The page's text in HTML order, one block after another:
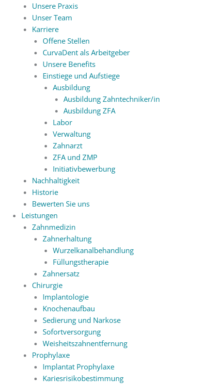
Unsere Praxis
Unser Team
Karriere
Offene Stellen
CurvaDent als Arbeitgeber
Unsere Benefits
Einstiege und Aufstiege
Ausbildung
Ausbildung Zahntechniker/in
Ausbildung ZFA
Labor
Verwaltung
Zahnarzt
ZFA und ZMP
Initiativbewerbung
Nachhaltigkeit
Historie
Bewerten Sie uns
Leistungen
Zahnmedizin
Zahnerhaltung
Wurzelkanalbehandlung
Füllungstherapie
Zahnersatz
Chirurgie
Implantologie
Knochenaufbau
Sedierung und Narkose
Sofortversorgung
Weisheitszahnentfernung
Prophylaxe
Implantat Prophylaxe
Kariesrisikobestimmung